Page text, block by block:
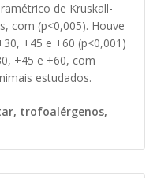
de Kruskall-
com (p<0,005). Houve
+45 e +60 (p<0,001)
+45 e +60, com
estudados.
trofoalérgenos,